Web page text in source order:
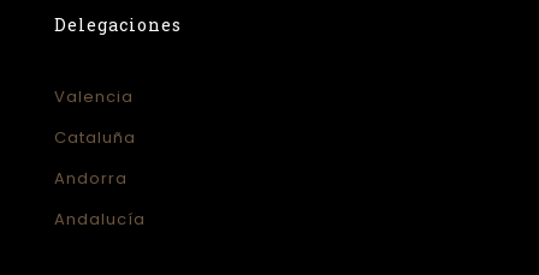
Delegaciones
Valencia
Cataluña
Andorra
Andalucía